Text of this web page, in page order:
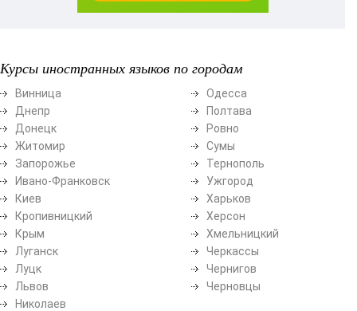
Курсы иностранных языков по городам
Винница
Днепр
Донецк
Житомир
Запорожье
Ивано-Франковск
Киев
Кропивницкий
Крым
Луганск
Луцк
Львов
Николаев
Одесса
Полтава
Ровно
Сумы
Тернополь
Ужгород
Харьков
Херсон
Хмельницкий
Черкассы
Чернигов
Черновцы